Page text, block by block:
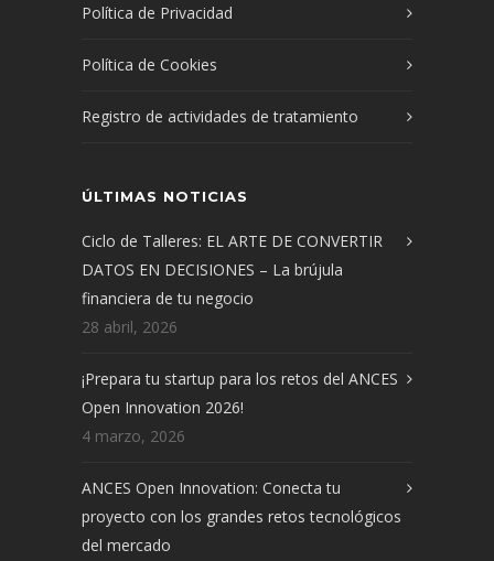
Política de Privacidad
Política de Cookies
Registro de actividades de tratamiento
ÚLTIMAS NOTICIAS
Ciclo de Talleres: EL ARTE DE CONVERTIR
DATOS EN DECISIONES – La brújula
financiera de tu negocio
28 abril, 2026
¡Prepara tu startup para los retos del ANCES
Open Innovation 2026!
4 marzo, 2026
ANCES Open Innovation: Conecta tu
proyecto con los grandes retos tecnológicos
del mercado